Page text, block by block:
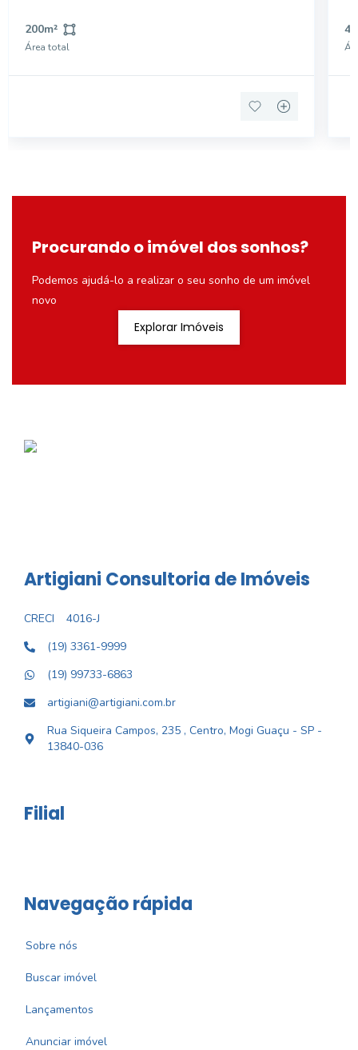
realizar seu projeto dos sonhos. Aproveite a
excelente localização e a infraestrutura da região.
200m²
Área total
Procurando o imóvel dos sonhos?
Podemos ajudá-lo a realizar o seu sonho de um imóvel
novo
Explorar Imóveis
Artigiani Consultoria de Imóveis
CRECI
4016-J
(19) 3361-9999
(19) 99733-6863
artigiani@artigiani.com.br
Rua Siqueira Campos, 235 , Centro, Mogi Guaçu - SP -
13840-036
Filial
Navegação rápida
Sobre nós
Buscar imóvel
Lançamentos
Anunciar imóvel